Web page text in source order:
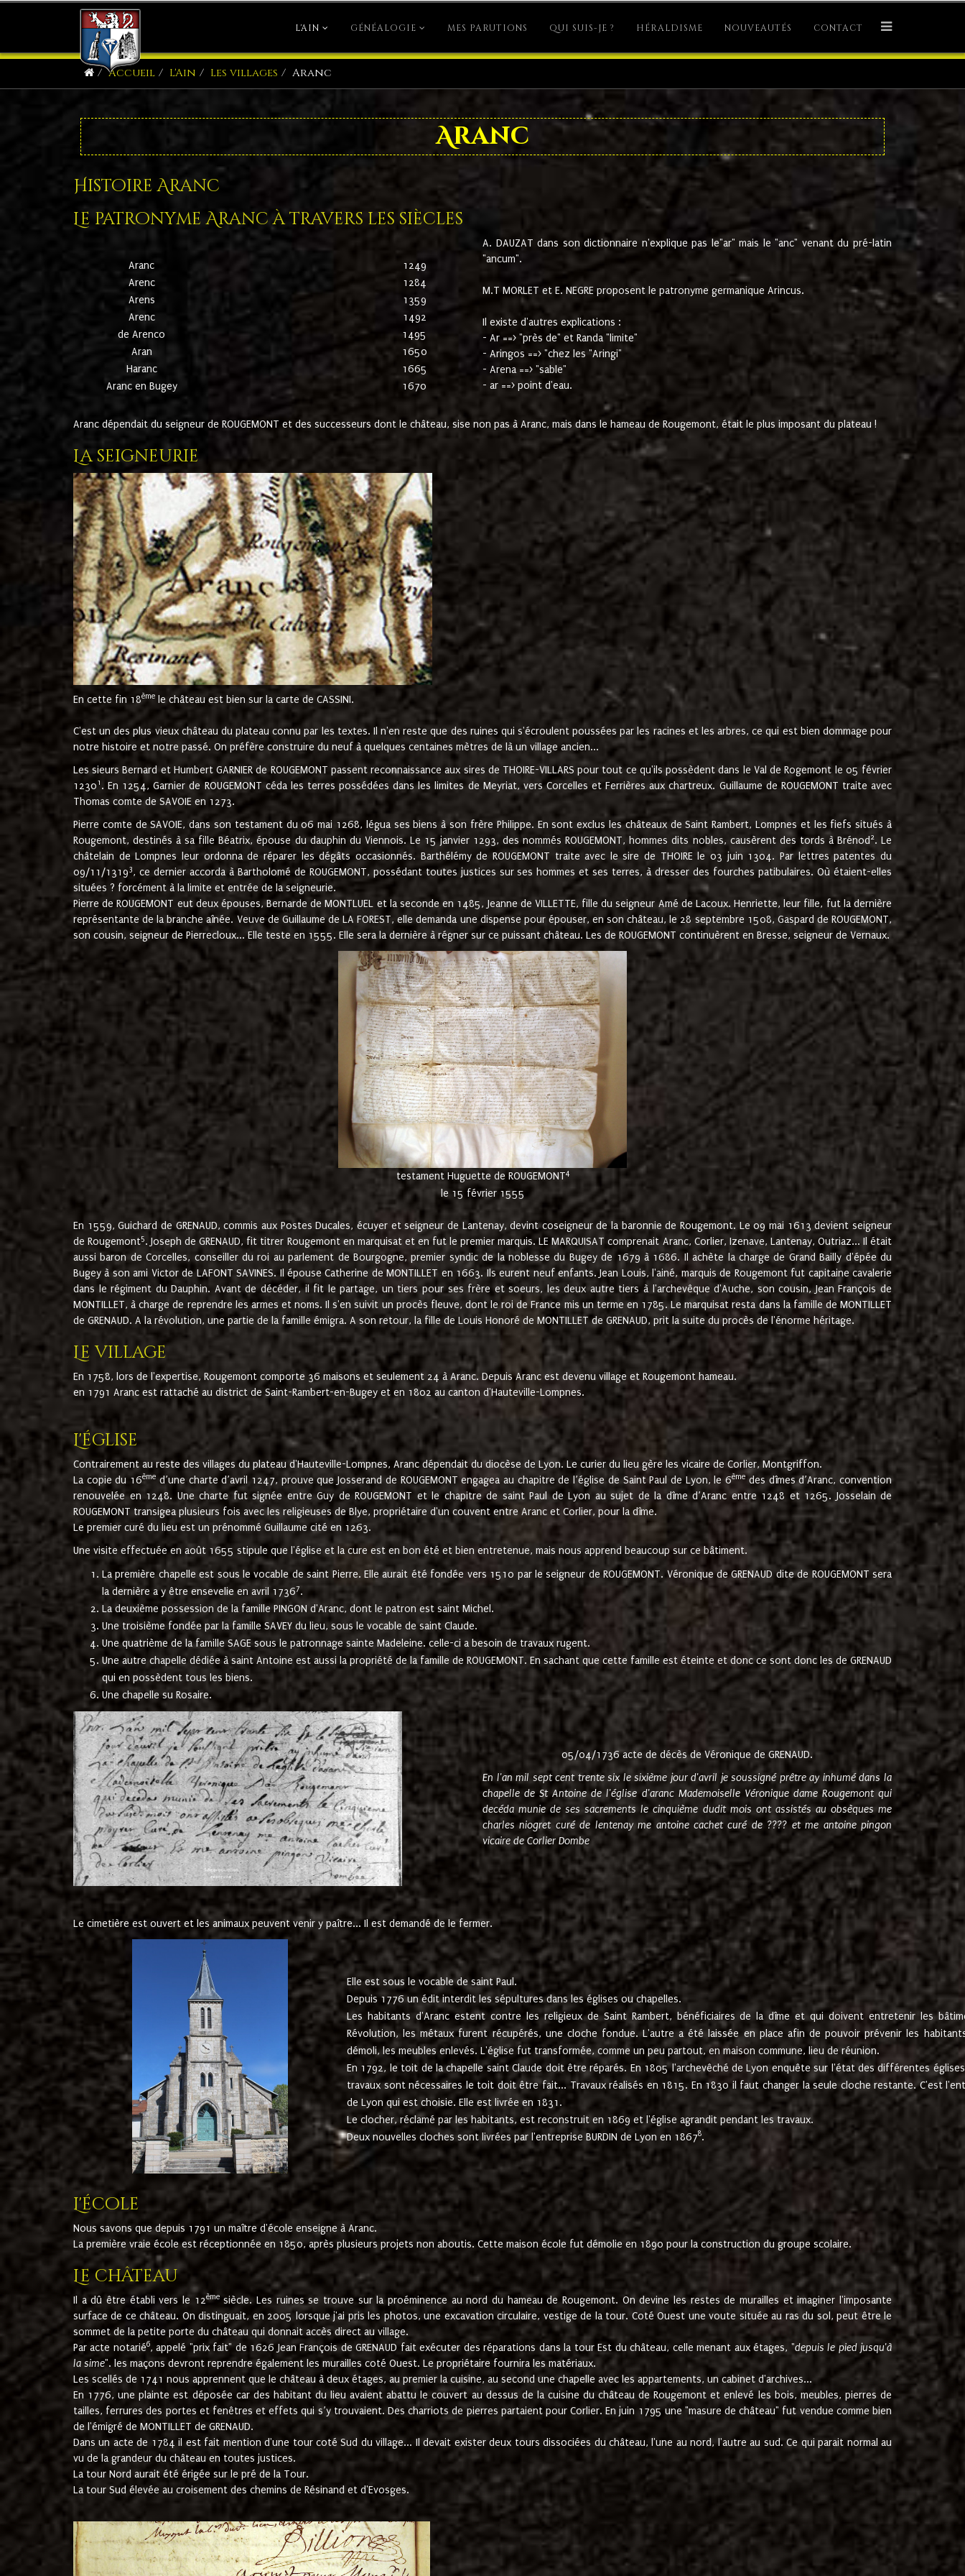
L'AIN GÉNÉALOGIE MES PARUTIONS QUI SUIS-JE ? HÉRALDISME NOUVEAUTÉS CONTACT
Accueil L'Ain Les villages Aranc
Aranc
Histoire Aranc
Le patronyme Aranc à travers les siècles
Aranc
1249
Arenc
1284
Arens
1359
Arenc
1492
de Arenco
1495
Aran
1650
Haranc
1665
Aranc en Bugey
1670
A. DAUZAT dans son dictionnaire n'explique pas le"ar" mais le "anc" venant du pré-latin
"ancum".
M.T MORLET et E. NEGRE proposent le patronyme germanique Arincus.
Il existe d'autres explications :
- Ar ==> "près de" et Randa "limite"
- Aringos ==> "chez les "Aringi"
- Arena ==> "sable"
- ar ==> point d'eau.
Aranc dépendait du seigneur de ROUGEMONT et des successeurs dont le château, sise non pas à Aranc, mais dans le hameau de Rougemont, était le plus imposant du plateau !
La seigneurie
En cette fin 18ème le château est bien sur la carte de CASSINI.
C'est un des plus vieux château du plateau connu par les textes. Il n'en reste que des ruines qui s'écroulent poussées par les racines et les arbres, ce qui est bien dommage pour
notre histoire et notre passé. On préfère construire du neuf à quelques centaines mètres de là un village ancien...
Les sieurs Bernard et Humbert GARNIER de ROUGEMONT passent reconnaissance aux sires de THOIRE-VILLARS pour tout ce qu'ils possèdent dans le Val de Rogemont le 05 février
12301 . En 1254, Garnier de ROUGEMONT céda les terres possédées dans les limites de Meyriat, vers Corcelles et Ferrières aux chartreux. Guillaume de ROUGEMONT traite avec
Thomas comte de SAVOIE en 1273.
Pierre comte de SAVOIE, dans son testament du 06 mai 1268, légua ses biens à son frère Philippe. En sont exclus les châteaux de Saint Rambert, Lompnes et les fiefs situés à
Rougemont, destinés à sa fille Béatrix, épouse du dauphin du Viennois. Le 15 janvier 1293, des nommés ROUGEMONT, hommes dits nobles, causèrent des tords à Brénod 2. Le
châtelain de Lompnes leur ordonna de réparer les dégâts occasionnés. Barthélémy de ROUGEMONT traite avec le sire de THOIRE le 03 juin 1304. Par lettres patentes du
09/11/13193, ce dernier accorda à Bartholomé de ROUGEMONT, possédant toutes justices sur ses hommes et ses terres, à dresser des fourches patibulaires. Où étaient-elles
situées ? forcément à la limite et entrée de la seigneurie.
Pierre de ROUGEMONT eut deux épouses, Bernarde de MONTLUEL et la seconde en 1485, Jeanne de VILLETTE, fille du seigneur Amé de Lacoux. Henriette, leur fille, fut la dernière
représentante de la branche aînée. Veuve de Guillaume de LA FOREST, elle demanda une dispense pour épouser, en son château, le 28 septembre 1508, Gaspard de ROUGEMONT,
son cousin, seigneur de Pierrecloux... Elle teste en 1555. Elle sera la dernière à régner sur ce puissant château. Les de ROUGEMONT continuèrent en Bresse, seigneur de Vernaux.
testament Huguette de ROUGEMONT4
le 15 février 1555
En 1559, Guichard de GRENAUD, commis aux Postes Ducales, écuyer et seigneur de Lantenay, devint coseigneur de la baronnie de Rougemont. Le 09 mai 1613 devient seigneur
de Rougemont5. Joseph de GRENAUD, fit titrer Rougemont en marquisat et en fut le premier marquis. LE MARQUISAT comprenait Aranc, Corlier, Izenave, Lantenay, Outriaz... Il était
aussi baron de Corcelles, conseiller du roi au parlement de Bourgogne, premier syndic de la noblesse du Bugey de 1679 à 1686. Il achète la charge de Grand Bailly d'épée du
Bugey à son ami Victor de LAFONT SAVINES. Il épouse Catherine de MONTILLET en 1663. Ils eurent neuf enfants. Jean Louis, l'ainé, marquis de Rougemont fut capitaine cavalerie
dans le régiment du Dauphin. Avant de décéder, il fit le partage, un tiers pour ses frère et soeurs, les deux autre tiers à l'archevêque d'Auche, son cousin, Jean François de
MONTILLET, à charge de reprendre les armes et noms. Il s'en suivit un procès fleuve, dont le roi de France mis un terme en 1785. Le marquisat resta dans la famille de MONTILLET
de GRENAUD. A la révolution, une partie de la famille émigra. A son retour, la fille de Louis Honoré de MONTILLET de GRENAUD, prit la suite du procès de l'énorme héritage.
Le village
En 1758, lors de l'expertise, Rougemont comporte 36 maisons et seulement 24 à Aranc. Depuis Aranc est devenu village et Rougemont hameau.
en 1791 Aranc est rattaché au district de Saint-Rambert-en-Bugey et en 1802 au canton d'Hauteville-Lompnes.
L'église
Contrairement au reste des villages du plateau d'Hauteville-Lompnes, Aranc dépendait du diocèse de Lyon. Le curier du lieu gère les vicaire de Corlier, Montgriffon.
La copie du 16ème d’une charte d’avril 1247, prouve que Josserand de ROUGEMONT engagea au chapitre de l’église de Saint Paul de Lyon, le 6ème des dîmes d’Aranc, convention
renouvelée en 1248. Une charte fut signée entre Guy de ROUGEMONT et le chapitre de saint Paul de Lyon au sujet de la dîme d’Aranc entre 1248 et 1265. Josselain de
ROUGEMONT transigea plusieurs fois avec les religieuses de Blye, propriétaire d'un couvent entre Aranc et Corlier, pour la dîme.
Le premier curé du lieu est un prénommé Guillaume cité en 1263.
Une visite effectuée en août 1655 stipule que l'église et la cure est en bon été et bien entretenue, mais nous apprend beaucoup sur ce bâtiment.
La première chapelle est sous le vocable de saint Pierre. Elle aurait été fondée vers 1510 par le seigneur de ROUGEMONT. Véronique de GRENAUD dite de ROUGEMONT sera
la dernière a y être ensevelie en avril 17367.
La deuxième possession de la famille PINGON d'Aranc, dont le patron est saint Michel.
Une troisième fondée par la famille SAVEY du lieu, sous le vocable de saint Claude.
Une quatrième de la famille SAGE sous le patronnage sainte Madeleine. celle-ci a besoin de travaux rugent.
Une autre chapelle dédiée à saint Antoine est aussi la propriété de la famille de ROUGEMONT. En sachant que cette famille est éteinte et donc ce sont donc les de GRENAUD
qui en possèdent tous les biens.
Une chapelle su Rosaire.
05/04/1736 acte de décès de Véronique de GRENAUD.
En l'an mil sept cent trente six le sixième jour d'avril je soussigné prêtre ay inhumé dans la
chapelle de St Antoine de l'église d'aranc Mademoiselle Véronique dame Rougemont qui
decéda munie de ses sacrements le cinquième dudit mois ont assistés au obsèques me
charles niogret curé de lentenay me antoine cachet curé de ???? et me antoine pingon
vicaire de Corlier Dombe
Le cimetière est ouvert et les animaux peuvent venir y paître... Il est demandé de le fermer.
Elle est sous le vocable de saint Paul.
Depuis 1776 un édit interdit les sépultures dans les églises ou chapelles.
Les habitants d'Aranc estent contre les religieux de Saint Rambert, bénéficiaires de la dîme et qui doivent entretenir les
Révolution, les métaux furent récupérés, une cloche fondue. L'autre a été laissée en place afin de pouvoir prévenir les
démoli, les meubles enlevés. L'église fut transformée, comme un peu partout, en maison commune, lieu de réunion.
En 1792, le toit de la chapelle saint Claude doit être réparés. En 1805 l'archevêché de Lyon enquête sur l'état des différentes
travaux sont nécessaires le toit doit être fait... Travaux réalisés en 1815. En 1830 il faut changer la seule cloche restante. C'est
de Lyon qui est choisie. Elle est livrée en 1831.
Le clocher, réclamé par les habitants, est reconstruit en 1869 et l'église agrandit pendant les travaux.
Deux nouvelles cloches sont livrées par l'entreprise BURDIN de Lyon en 18678.
L'école
Nous savons que depuis 1791 un maître d'école enseigne à Aranc.
La première vraie école est réceptionnée en 1850, après plusieurs projets non aboutis. Cette maison école fut démolie en 1890 pour la construction du groupe scolaire.
Le château
Il a dû être établi vers le 12èmesiècle. Les ruines se trouve sur la proéminence au nord du hameau de Rougemont. On devine les restes de murailles et imaginer l'imposante
surface de ce château. On distinguait, en 2005 lorsque j'ai pris les photos, une excavation circulaire, vestige de la tour. Coté Ouest une voute située au ras du sol, peut être le
sommet de la petite porte du château qui donnait accès direct au village.
Par acte notarié6, appelé "prix fait" de 1626 Jean François de GRENAUD fait exécuter des réparations dans la tour Est du château, celle menant aux étages, "depuis le pied jusqu'à
la sime". les maçons devront reprendre également les murailles coté Ouest. Le propriétaire fournira les matériaux.
Les scellés de 1741 nous apprennent que le château à deux étages, au premier la cuisine, au second une chapelle avec les appartements, un cabinet d'archives...
En 1776, une plainte est déposée car des habitant du lieu avaient abattu le couvert au dessus de la cuisine du château de Rougemont et enlevé les bois, meubles, pierres de
tailles, ferrures des portes et fenêtres et effets qui s’y trouvaient. Des charriots de pierres partaient pour Corlier. En juin 1795 une "masure de château" fut vendue comme bien
de l'émigré de MONTILLET de GRENAUD.
Dans un acte de 1784 il est fait mention d'une tour coté Sud du village... Il devait exister deux tours dissociées du château, l'une au nord, l'autre au sud. Ce qui parait normal au
vu de la grandeur du château en toutes justices.
La tour Nord aurait été érigée sur le pré de la Tour.
La tour Sud élevée au croisement des chemins de Résinand et d'Evosges.